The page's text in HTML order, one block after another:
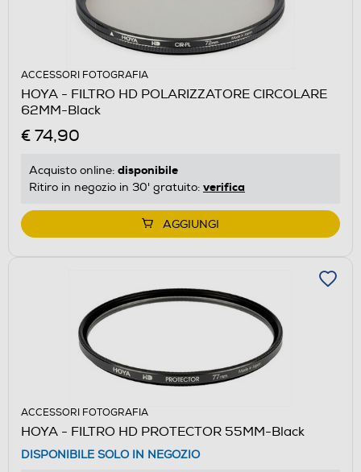
ACCESSORI FOTOGRAFIA
HOYA - FILTRO HD POLARIZZATORE CIRCOLARE
62MM-Black
€ 74,90
Acquisto online: disponibile
Ritiro in negozio in 30' gratuito: verifica
AGGIUNGI
ACCESSORI FOTOGRAFIA
HOYA - FILTRO HD PROTECTOR 55MM-Black
DISPONIBILE SOLO IN NEGOZIO